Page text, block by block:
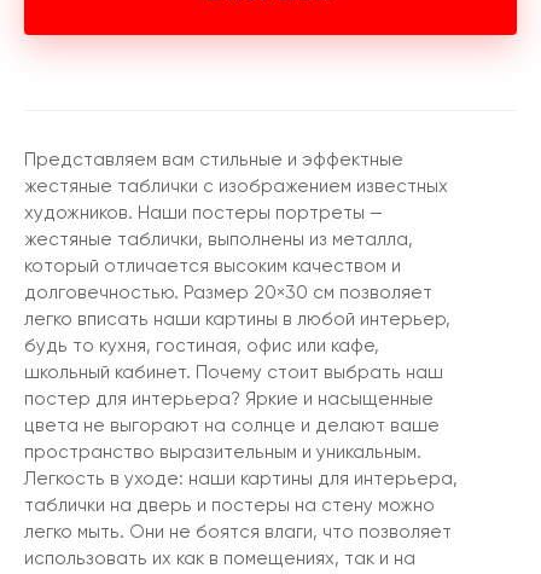
Представляем вам стильные и эффектные
жестяные таблички с изображением известных
художников. Наши постеры портреты —
жестяные таблички, выполнены из металла,
который отличается высоким качеством и
долговечностью. Размер 20×30 см позволяет
легко вписать наши картины в любой интерьер,
будь то кухня, гостиная, офис или кафе,
школьный кабинет. Почему стоит выбрать наш
постер для интерьера? Яркие и насыщенные
цвета не выгорают на солнце и делают ваше
пространство выразительным и уникальным.
Легкость в уходе: наши картины для интерьера,
таблички на дверь и постеры на стену можно
легко мыть. Они не боятся влаги, что позволяет
использовать их как в помещениях, так и на